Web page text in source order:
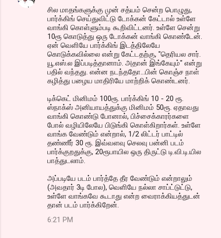
சில மாதங்களுக்கு முன் சத்யம் சென்ற பொழுது,
பார்க்கிங் செய்துவிட்டு டோக்கன் கேட்டால் உள்ளே
வாங்கி கொள்ளும்படி கூறிவிட்டனர். உள்ளே சென்று
10ரூ கொடுத்து ஒரு டோக்கன் வாங்கி கொண்டேன்.
ஏன் வெளியே பார்க்கிங் இடத்திலேயே
கொடுக்கவில்லை என்று கேட்டதற்கு, "தெரியல சார்.
யூ.எஸ்.ல இப்படித்தானாம். அதான் இங்கேயும்" என்று
பதில் வந்தது. என்ன நடந்ததோ...பின் கொஞ்ச நாள்
கழித்து பழைய மாதிரியே மாற்றிக் கொண்டனர்.
டிக்கெட் மினிமம் 100ரூ. பார்க்கிங் 10 - 20 ரூ.
ஸ்நாக்ஸ் அனியாயத்துக்கு மினிமம் 50ரூ. ஏதாவது
வாங்கி கொண்டு போனால், பிச்சைக்காரர்களை
போல் வழியிலேயே பிடுங்கி கொள்கிறார்கள். உள்ளே
வாங்க வேண்டும் என்றால், 1/2 லிட்டர் பாட்டில்
தண்ணீர் 30 ரூ. இவ்வளவு செலவு பன்னி படம்
பார்க்குறதுக்கு, 20ரூபாயில ஒரு திருட்டு டி.வி.டி.யில
பாத்துடலாம்.
அப்படியே படம் பார்த்தே தீர வேண்டும் என்றாலும்
(அவதார் 3டி போல), வெளியே நல்லா சாப்ட்டுட்டு,
உள்ளே வாங்கவே கூடாது என்ற வைராக்கியத்துடன்
தான் படம் பார்க்கிறேன்.
6:21 PM